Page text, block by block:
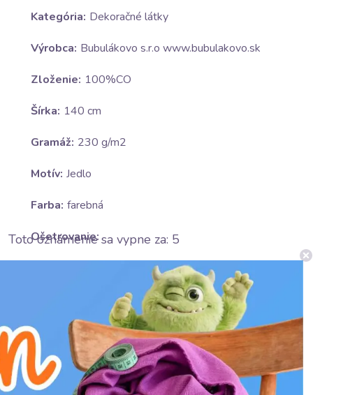
Kategória: Dekoračné látky
Výrobca: Bubulákovo s.r.o www.bubulakovo.sk
Zloženie: 100%CO
Šírka: 140 cm
Gramáž: 230 g/m2
Motív: Jedlo
Farba: farebná
Ošetrovanie:
žehliť na strednom stupni(150°C)
V v sušičke sušiť na nízkom stupni(do 60°C)
K nečistiť chemicky
Toto oznámenie sa vypne za: 4